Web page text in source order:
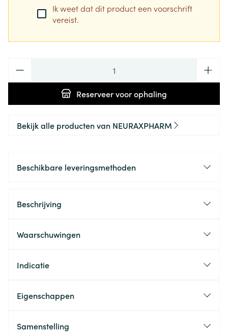
Ik weet dat dit product een voorschrift
vereist.
Reserveervoor ophaling
Bekijk alle producten van NEURAXPHARM
Beschikbare leveringsmethoden
Beschrijving
Waarschuwingen
Indicatie
Eigenschappen
Samenstelling